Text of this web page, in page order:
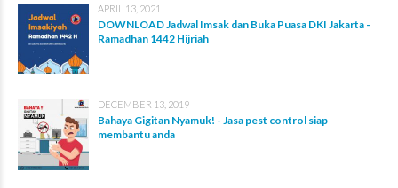
APRIL 13, 2021
DOWNLOAD Jadwal Imsak dan Buka Puasa DKI Jakarta -
Ramadhan 1442 Hijriah
DECEMBER 13, 2019
Bahaya Gigitan Nyamuk! - Jasa pest control siap
membantu anda